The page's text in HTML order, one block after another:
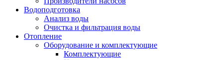
Водоподготовка
Анализ воды
Очистка и фильтрация воды
Отопление
Оборудование и комплектующие
Комплектующие